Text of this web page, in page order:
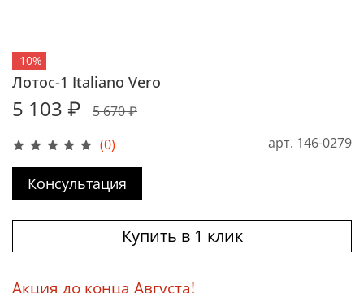
-10%
(0) арт. 146-0279
Лотос-1 Italiano Vero
5 103 ₽ 5 670 ₽
Консультация
Купить в 1 клик
Акция до конца Августа!